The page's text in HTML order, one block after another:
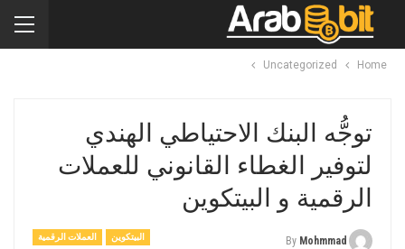
Home
Uncategorized
توجُّه البنك الاحتياطي الهندي
لتوفير الغطاء القانوني للعملات
الرقمية و البيتكوين
البيتكوين العملات الرقمية By Mohmmad